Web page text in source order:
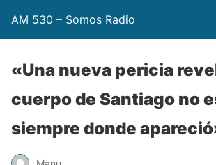
AM 530 – Somos Radio
«Una nueva pericia
cuerpo de Santiago no
siempre donde